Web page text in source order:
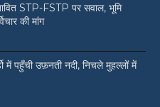
STP-FSTP पर सवाल, भूमि
की मांग
में पहुँची उफ़नती नदी, निचले मुहल्लों में